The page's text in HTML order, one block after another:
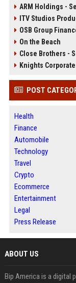
ARM Holdings -
ITV Studios
OSB Group
On the Beach
Close Brothers -
Knights
POST
Health
Finance
Automobile
Technology
Travel
Crypto
Ecommerce
Entertainment
Legal
Press Release
ABOUT US
Bip America is a digital